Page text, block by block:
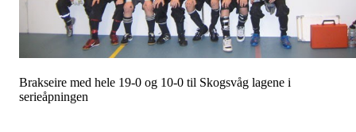
Brakseire med hele 19-0 og 10-0 til Skogsvåg lagene i
serieåpningen